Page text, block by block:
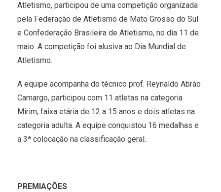
Atletismo, participou de uma competição organizada
pela Federação de Atletismo de Mato Grosso do Sul
e Confederação Brasileira de Atletismo, no dia 11 de
maio. A competição foi alusiva ao Dia Mundial de
Atletismo.
A equipe acompanha do técnico prof. Reynaldo Abrão
Camargo, participou com 11 atletas na categoria
Mirim, faixa etária de 12 a 15 anos e dois atletas na
categoria adulta. A equipe conquistou 16 medalhas e
a 3ª colocação na classificação geral.
PREMIAÇÕES